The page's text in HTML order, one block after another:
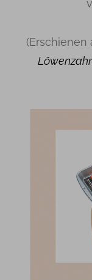
(Erschienen